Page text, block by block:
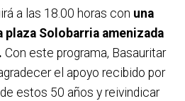
a las 18.00 horas con una
plaza Solobarria amenizada
Con este programa, Basauritar
el apoyo recibido por
estos 50 años y reivindicar